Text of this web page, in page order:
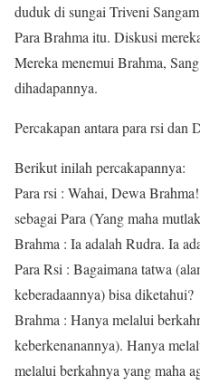
duduk di sungai Triveni
Para Brahma itu. Diskusi
Mereka menemui Brahma,
dihadapannya.
Percakapan antara para rsi dan
Berikut inilah percakapannya:
Para rsi : Wahai, Dewa
sebagai Para (Yang maha
Brahma : Ia adalah Rudra. Ia
Para Rsi : Bagaimana tatwa
keberadaannya) bisa diketahui?
Brahma : Hanya melalui
keberkenanannya). Hanya
melalui berkahnya yang maha